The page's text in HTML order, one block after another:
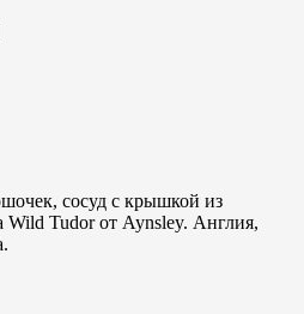
сосуд с крышкой из
Wild Tudor от Aynsley. Англия,